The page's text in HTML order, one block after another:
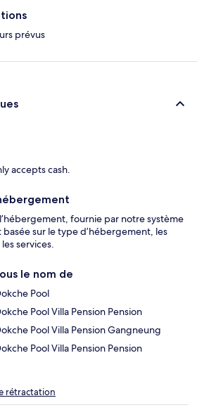
prévus
accepts cash.
fournie par notre système
basée sur le type d’hébergement, les
services.
le nom de
Pool
Pool Villa Pension Pension
Pool Villa Pension Gangneung
Pool Villa Pension Pension
rétractation